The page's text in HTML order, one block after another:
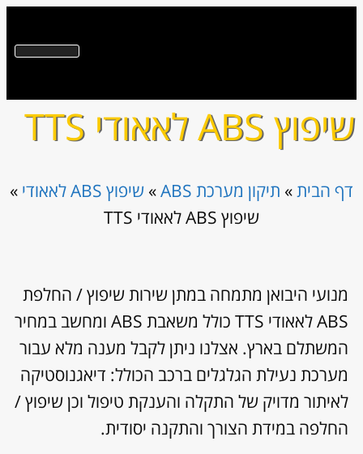
שיפוץ ABS לאאודי TTS
דף הבית» תיקון מערכת ABS » שיפוץ ABS לאאודי
»
שיפוץ ABS לאאודי TTS
מנועי היבואן מתמחה במתן שירות שיפוץ / החלפת
ABS לאאודי TTS כולל משאבת ABS ומחשב במחיר
המשתלם בארץ. אצלנו ניתן לקבל מענה מלא עבור
מערכת נעילת הגלגלים ברכב הכולל: דיאגנוסטיקה
לאיתור מדויק של התקלה והענקת טיפול וכן שיפוץ /
החלפה במידת הצורך והתקנה יסודית.